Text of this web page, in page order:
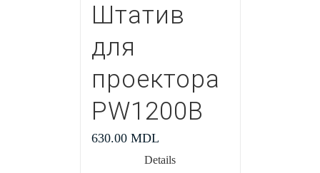
Штатив
для
проектора
PW1200В
630.00 MDL
Details